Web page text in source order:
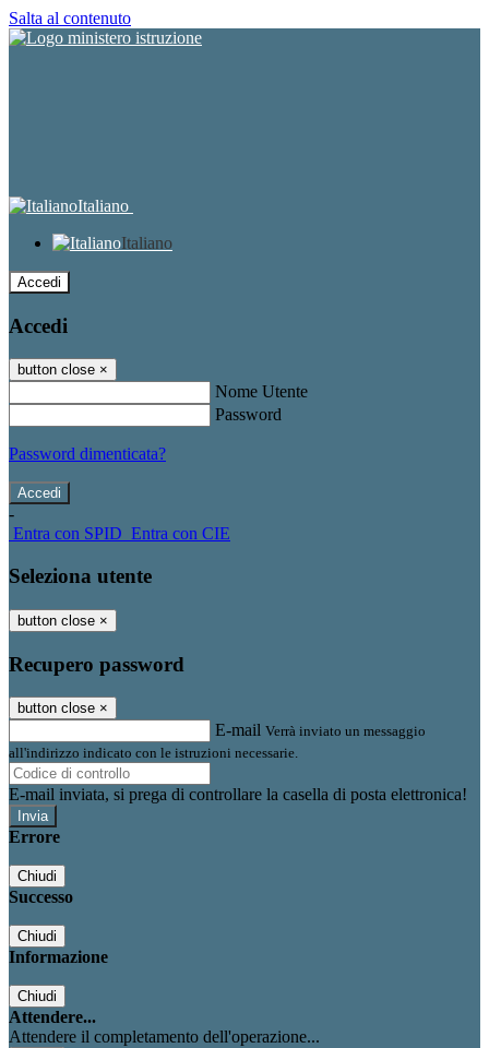
Salta al contenuto
Italiano
Italiano
Accedi
Accedi
button close ×
Nome Utente
Password
Password dimenticata?
-
Entra con SPID Entra con CIE
Seleziona utente
button close ×
Recupero password
button close ×
E-mail Verrà inviato un messaggio
all'indirizzo indicato con le istruzioni necessarie.
E-mail inviata, si prega di controllare la casella di posta elettronica!
Errore
Chiudi
Successo
Chiudi
Informazione
Chiudi
Attendere...
Attendere il completamento dell'operazione...